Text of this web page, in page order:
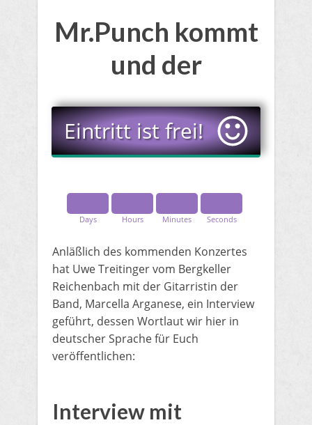
​Mr.Punch kommt
und der
​Eintritt ist frei!
Days Hours Minutes Seconds
​Anläßlich des kommenden Konzertes
hat Uwe Treitinger vom Bergkeller
Reichenbach mit der Gitarristin der
Band, Marcella ​Arganese, ein Interview
geführt, dessen Wortlaut wir hier in
deutscher Sprache ​für Euch
veröffentlichen:
Interview mit